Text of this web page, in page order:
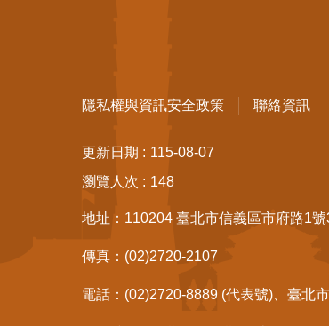
隱私權與資訊安全政策 聯絡資訊
更新日期
115-08-07
瀏覽人次
148
地址：110204 臺北市信義區市府路1
傳真：(02)2720-2107
電話：(02)2720-8889 (代表號)、臺北